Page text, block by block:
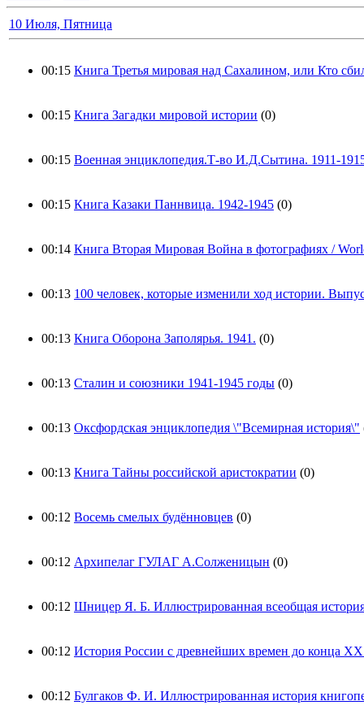
10 Июля, Пятница
00:15 Книга Третья мировая над Сахалином, или Кто
00:15 Книга Загадки мировой истории (0)
00:15 Военная энциклопедия.Т-во И.Д.Сытина. 1911-
00:15 Книга Казаки Паннвица. 1942-1945 (0)
00:14 Книга Вторая Мировая Война в фотографиях /
00:13 100 человек, которые изменили ход истории.
00:13 Книга Оборона Заполярья. 1941. (0)
00:13 Сталин и союзники 1941-1945 годы (0)
00:13 Оксфордская энциклопедия \"Всемирная история\"
00:13 Книга Тайны российской аристократии (0)
00:12 Восемь смелых будённовцев (0)
00:12 Архипелаг ГУЛАГ А.Солженицын (0)
00:12 Шницер Я. Б. Иллюстрированная всеобщая
00:12 История России с древнейших времен до конца XX
00:12 Булгаков Ф. И. Иллюстрированная история